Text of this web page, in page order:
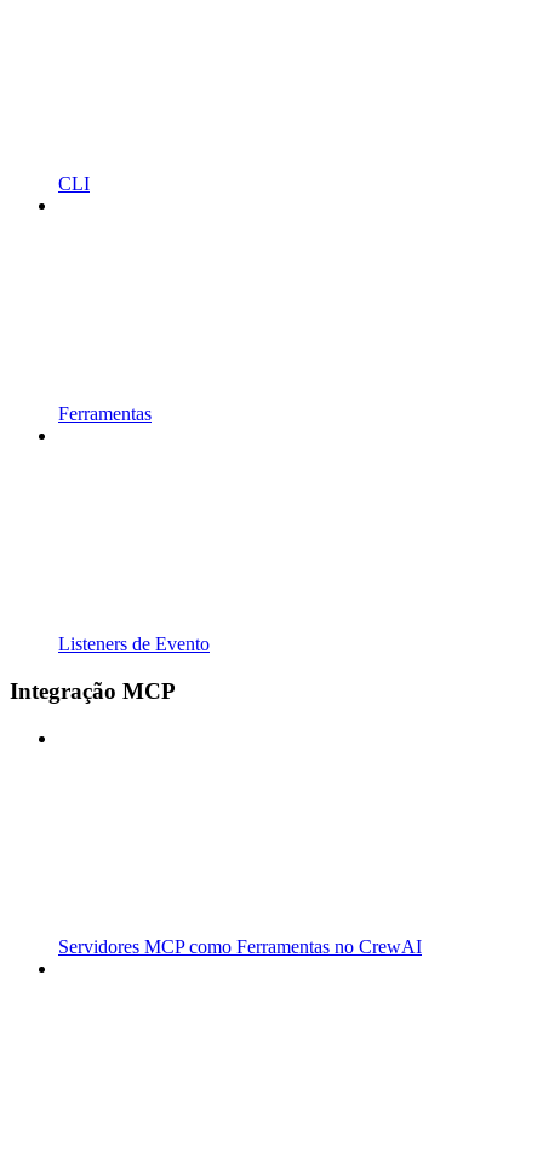
CLI
Ferramentas
Listeners de Evento
Integração MCP
Servidores MCP como Ferramentas no CrewAI